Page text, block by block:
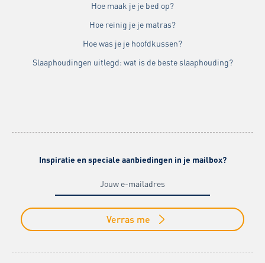
Hoe maak je je bed op?
Hoe reinig je je matras?
Hoe was je je hoofdkussen?
Slaaphoudingen uitlegd: wat is de beste slaaphouding?
Inspiratie en speciale aanbiedingen in je mailbox?
Verras me